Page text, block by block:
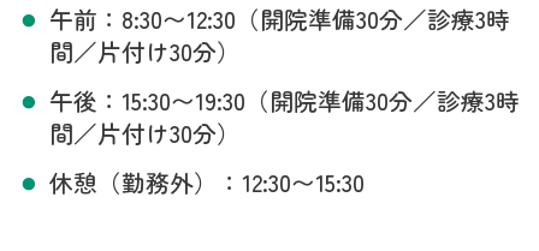
午前：8:30〜12:30（開院準備30分／診療3時
間／片付け30分）
午後：15:30〜19:30（開院準備30分／診療3時
間／片付け30分）
休憩（勤務外）：12:30〜15:30